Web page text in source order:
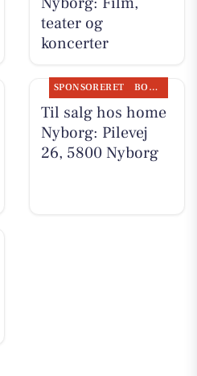
teater og
koncerter
SPONSORERET BOLIGMARKED
Til salg hos home
Nyborg: Pilevej
26, 5800 Nyborg